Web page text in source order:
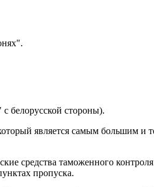
белорусской стороны).
является самым большим и
средства таможенного
пропуска.